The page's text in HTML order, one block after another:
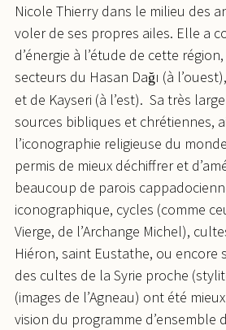
Nicole Thierry dans le milieu des
voler de ses propres ailes. Elle a
d’énergie à l’étude de cette
secteurs du Hasan Dağı (à
et de Kayseri (à l’est). Sa très
sources bibliques et chrétiennes,
l’iconographie religieuse du
permis de mieux déchiffrer et
beaucoup de parois
iconographique, cycles (comme
Vierge, de l’Archange Michel),
Hiéron, saint Eustathe, ou encore
des cultes de la Syrie proche
(images de l’Agneau) ont été
vision du programme d’ensemble